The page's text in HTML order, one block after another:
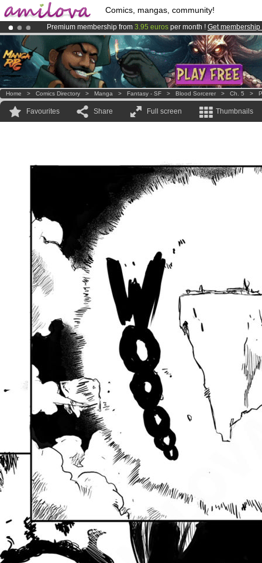
Comics, mangas, community!
Premium membership from 3.95 euros per month ! Get membership
Already 100000membersand 1000comics & mangas!.
AmilovaKickstarter is now LIVE!.
Home > Comics Directory > Manga > Fantasy - SF > Blood Sorcerer > Ch. 5 >
Favourites Share Full screen Thumbnails